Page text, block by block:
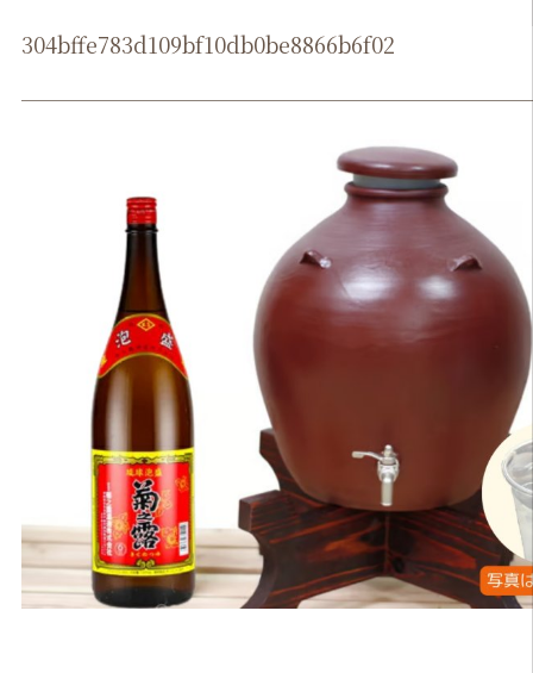
304bffe783d109bf10db0be8866b6f02